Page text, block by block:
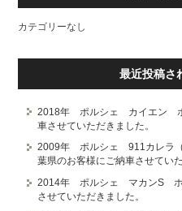
カテゴリーなし
最近投稿さ
2018年 ポルシェ カイエン
車させていただきました。
2009年 ポルシェ 911カレラ
葉県のお客様にご納車させてい
2014年 ポルシェ マカンS ホ
させていただきました。